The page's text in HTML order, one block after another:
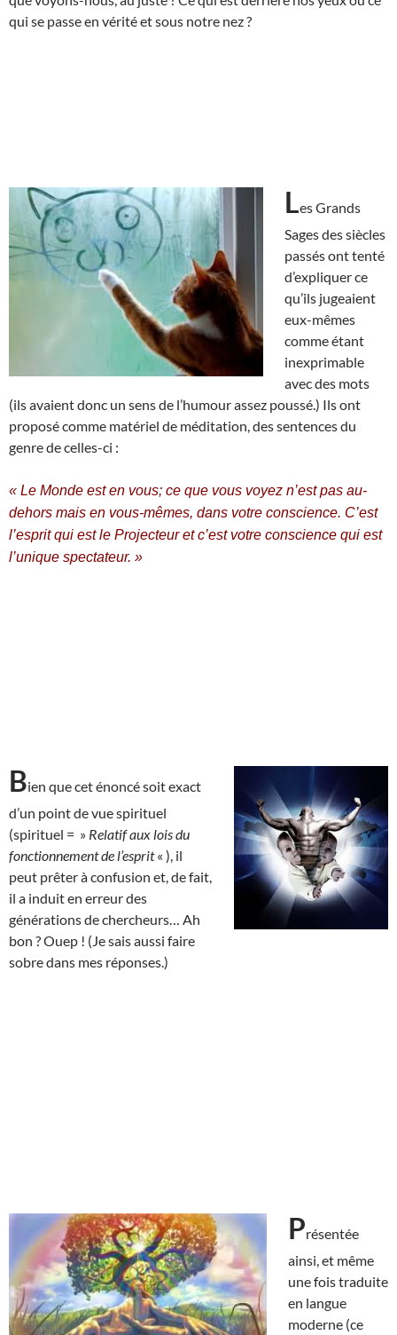
qui se passe en vérité et sous notre nez ?
Les Grands
Sages des siècles
passés ont tenté
d’expliquer ce
qu’ils jugeaient
eux-mêmes
comme étant
inexprimable
avec des mots
(ils avaient donc un sens de l’humour assez poussé.) Ils ont
proposé comme matériel de méditation, des sentences du
genre de celles-ci :
« Le Monde est en vous; ce que vous voyez n’est pas au-
dehors mais en vous-mêmes, dans votre conscience. C’est
l’esprit qui est le Projecteur et c’est votre conscience qui est
l’unique spectateur. »
Bien que cet énoncé soit exact
d’un point de vue spirituel
(spirituel = » Relatif aux lois du
fonctionnement de l’esprit« ), il
peut prêter à confusion et, de fait,
il a induit en erreur des
générations de chercheurs… Ah
bon ? Ouep ! (Je sais aussi faire
sobre dans mes réponses.)
Présentée
ainsi, et même
une fois traduite
en langue
moderne (ce